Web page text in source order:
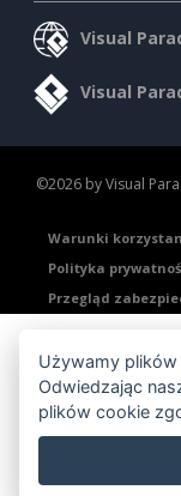
Visual
Visual
©2026 by Visual
Warunki
Polityka
Przegląd
Używamy
Odwiedzając
plików cookie